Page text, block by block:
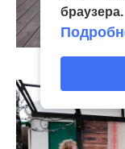
браузера.